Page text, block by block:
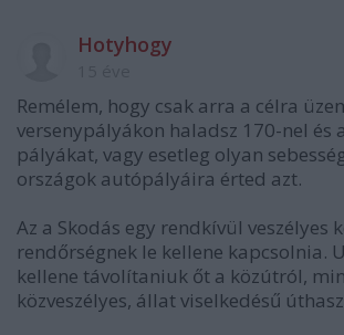
Hotyhogy
Remélem, hogy csak arra a célra
versenypályákon haladsz 170-nel és
pályákat, vagy esetleg olyan
országok autópályáira érted azt.
Az a Skodás egy rendkívül veszélyes
rendőrségnek le kellene kapcsolnia.
kellene távolítaniuk őt a közútról,
közveszélyes, állat viselkedésű